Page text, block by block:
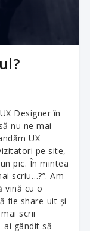
Designer în
nu ne mai
UX
pe site,
pic. În mintea
scriu…?”. Am
vină cu o
fie share-uit și
scrii
ai gândit să